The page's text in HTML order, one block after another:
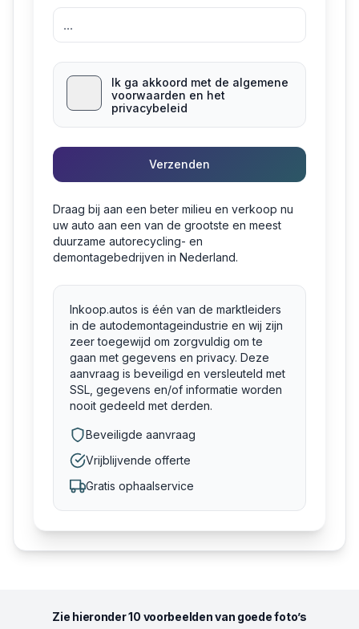
Ik ga akkoord met de algemene
voorwaarden en het
privacybeleid
Verzenden
Draag bij aan een beter milieu en verkoop nu
uw auto aan een van de grootste en meest
duurzame autorecycling- en
demontagebedrijven in Nederland.
Inkoop.autos is één van de marktleiders
in de autodemontageindustrie en wij zijn
zeer toegewijd om zorgvuldig om te
gaan met gegevens en privacy. Deze
aanvraag is beveiligd en versleuteld met
SSL, gegevens en/of informatie worden
nooit gedeeld met derden.
Beveiligde aanvraag
Vrijblijvende offerte
Gratis ophaalservice
Zie hieronder 10 voorbeelden van goede foto’s